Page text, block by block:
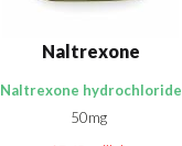
Naltrexone
Naltrexone hydrochloride
50mg